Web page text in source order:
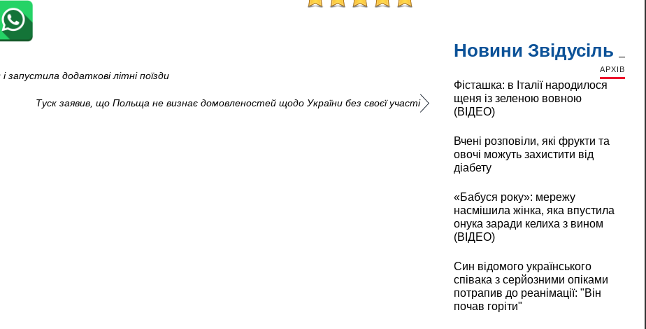
запустила додаткові літні поїзди
Туск заявив, що Польща не визнає домовленостей щодо України без своєї участі
Новини Звідусіль
АРХІВ
Фісташка: в Італії народилося
щеня із зеленою вовною
(ВІДЕО)
Вчені розповіли, які фрукти та
овочі можуть захистити від
діабету
«Бабуся року»: мережу
насмішила жінка, яка впустила
онука заради келиха з вином
(ВІДЕО)
Син відомого українського
співака з серйозними опіками
потрапив до реанімації: "Він
почав горіти"